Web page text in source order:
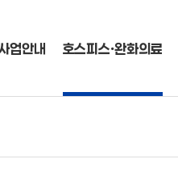
업안내 호스피스ㆍ완화의료